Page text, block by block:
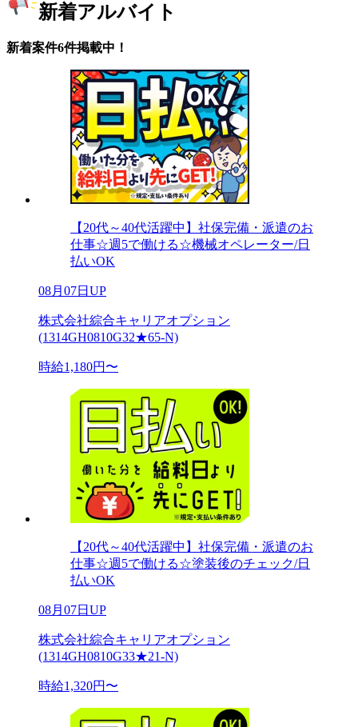
新着アルバイト
新着案件6件掲載中！
【20代～40代活躍中】社保完備・派遣のお
仕事☆週5で働ける☆機械オペレーター/日
払いOK
08月07日UP
株式会社綜合キャリアオプション
(1314GH0810G32★65-N)
時給1,180円〜
【20代～40代活躍中】社保完備・派遣のお
仕事☆週5で働ける☆塗装後のチェック/日
払いOK
08月07日UP
株式会社綜合キャリアオプション
(1314GH0810G33★21-N)
時給1,320円〜